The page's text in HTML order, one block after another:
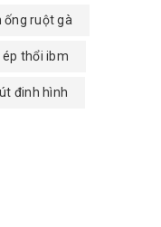
ống ruột gà
thổi ibm
đinh hình